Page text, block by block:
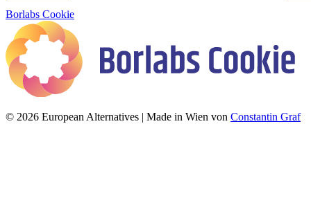
Borlabs Cookie
© 2026 European Alternatives | Made in Wien von Constantin Graf